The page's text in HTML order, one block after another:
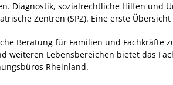
Diagnostik, sozialrechtliche Hilfen und
Zentren (SPZ). Eine erste
Beratung für Familien und Fachkräfte
weiteren Lebensbereichen bietet das
Rheinland.